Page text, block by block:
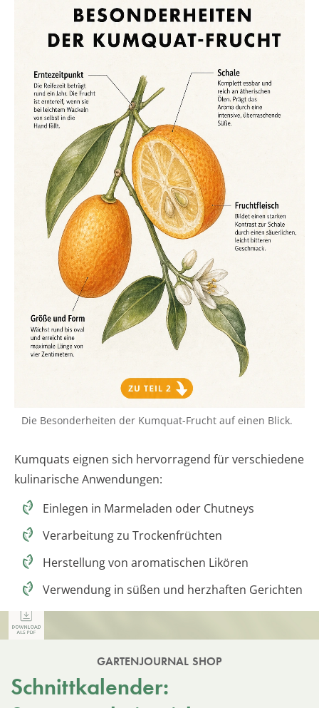
Die Besonderheiten der Kumquat-Frucht auf einen Blick.
Kumquats eignen sich hervorragend für verschiedene
kulinarische Anwendungen:
Einlegen in Marmeladen oder Chutneys
Verarbeitung zu Trockenfrüchten
Herstellung von aromatischen Likören
Verwendung in süßen und herzhaften Gerichten
GARTENJOURNAL SHOP
Schnittkalender: